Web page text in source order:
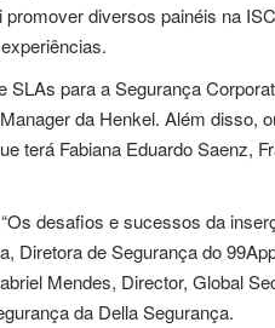
diversos painéis na
para a Segurança
da Henkel. Além disso,
terá Fabiana Eduardo Saenz,
desafios e sucessos da
Diretora de Segurança do
Mendes, Director, Global
da Della Segurança.